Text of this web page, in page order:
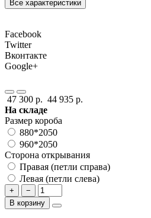
Все характеристики
Facebook
Twitter
Вконтакте
Google+
47 300 р. 44 935 р.
На складе
Размер короба
880*2050
960*2050
Сторона открывания
Правая (петли справа)
Левая (петли слева)
+
−
В корзину